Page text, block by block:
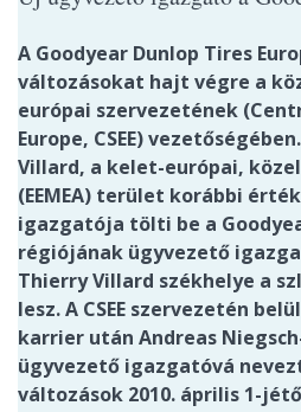
A Goodyear Dunlop Tires
változásokat hajt végre a
európai szervezetének
Europe, CSEE)
Villard, a kelet-európai,
(EEMEA) terület korábbi
igazgatója tölti be a
régiójának ügyvezető
Thierry Villard székhelye a
lesz. A CSEE szervezetén
karrier után Andreas
ügyvezető igazgatóvá
változások 2010. április 1-